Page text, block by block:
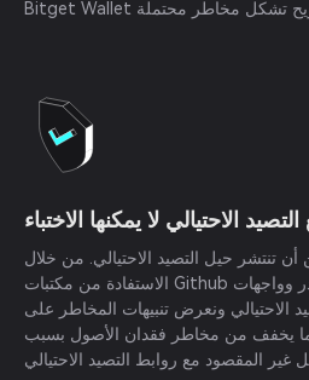
الاحتيالي لا يمكنها الاختباء
يمكن أن تنتشر حيل التصيد الاحتيالي. من خلال
الاستفادة من مكتبات Github مفتوحة المصدر وواجهات +Go، فإننا
الاحتيالي ونعرض تنبيهات المخاطر على
يخفف من مخاطر فقدان الأصول بسبب